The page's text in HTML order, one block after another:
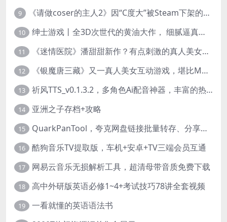
9 《请做coser的主人2》因“C度大”被Steam下架的真人美女互动游戏！
10 绅士游戏丨全3D次世代的黄油大作， 细腻逼真的双人互动狂想曲！
11 《迷情医院》潘甜甜新作？有点刺激的真人美女互动游戏
12 《银魔唐三藏》又一真人美女互动游戏，堪比M豆！
13 祈风TTS_v0.1.3.2，多角色Ai配音神器，丰富的热门音色
14 亚洲之子存档+攻略
15 QuarkPanTool，夸克网盘链接批量转存、分享和下载工具
16 酷狗音乐TV提取版，车机+安卓+TV三端会员互通
17 网易云音乐无损解析工具，超清母带音质免费下载
18 高中外研版英语必修1~4+考试技巧78讲全套视频
19 一看就懂的英语语法书